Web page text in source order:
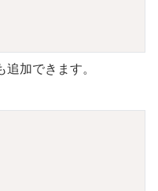
加できます。